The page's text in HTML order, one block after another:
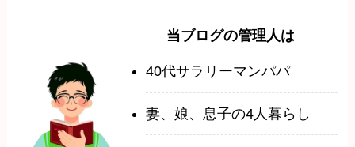
当ブログの管理人は
40代サラリーマンパパ
妻、娘、息子の4人暮らし